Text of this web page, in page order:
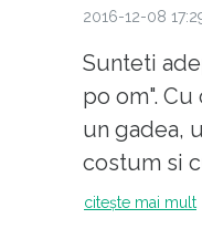
ostila(cea
ramas.
perceptie
explicat-o
Deci
lui
2016-12-08
Sunteti
po om".
un gadea,
costum si
totul,citește mai mult